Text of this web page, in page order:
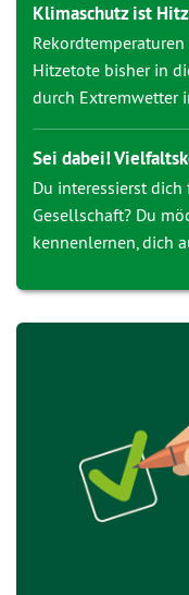
Klimaschutz ist
Hitzetote bisher in
durch Extremwetter
Sei dabei!
Du interessierst
Gesellschaft? Du
kennenlernen, dich